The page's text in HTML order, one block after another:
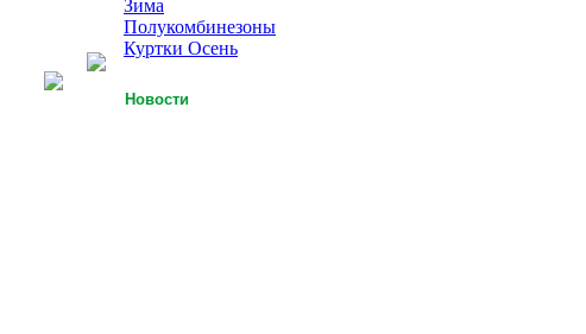
Зима
Полукомбинезоны
Куртки Осень
Новости